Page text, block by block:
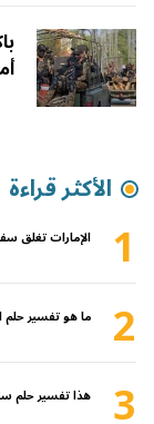
الأكثر قراءة
1 الإمارات تغلق
2 ما هو تفسير حلم
هذا تفسير حلم